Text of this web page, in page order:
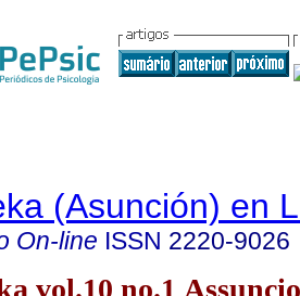
(Asunción) en
On-line ISSN 2220-9026
vol.10 no.1